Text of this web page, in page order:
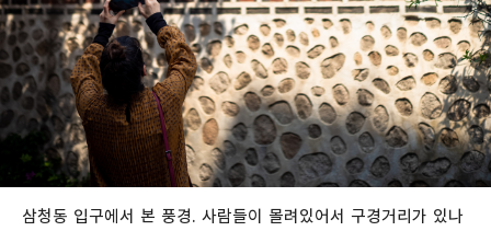
삼청동 입구에서 본 풍경. 사람들이 몰려있어서 구경거리가 있나